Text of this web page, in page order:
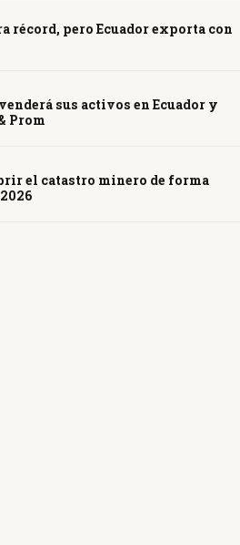
récord, pero Ecuador exporta con
sus activos en Ecuador y
Prom
el catastro minero de forma